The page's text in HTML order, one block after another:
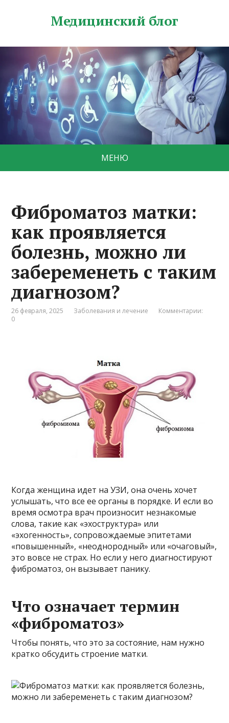
Медицинский блог
МЕНЮ
Фиброматоз матки:
как проявляется
болезнь, можно ли
забеременеть с таким
диагнозом?
26 февраля, 2025 Заболевания и лечение
Комментарии:
0
Когда женщина идет на УЗИ, она очень хочет
услышать, что все ее органы в порядке. И если во
время осмотра врач произносит незнакомые
слова, такие как «эхоструктура» или
«эхогенность», сопровождаемые эпитетами
«повышенный», «неоднородный» или «очаговый»,
это вовсе не страх. Но если у него диагностируют
фиброматоз, он вызывает панику.
Что означает термин
«фиброматоз»
Чтобы понять, что это за состояние, нам нужно
кратко обсудить строение матки.